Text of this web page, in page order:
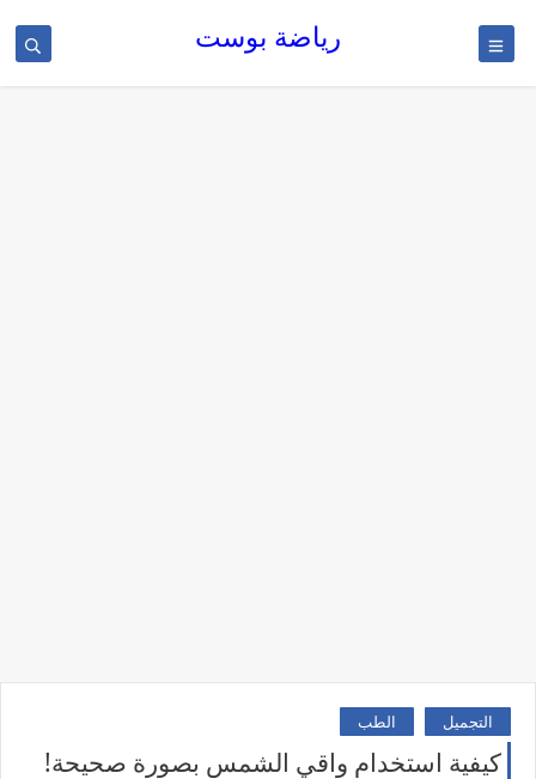
رياضة بوست
التجميل الطب
كيفية استخدام واقي الشمس بصورة صحيحة!